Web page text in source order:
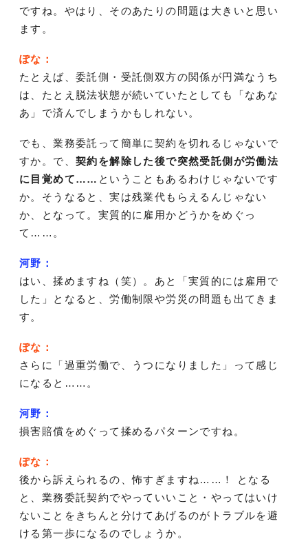
ですね。やはり、そのあたりの問題は大きいと思い
ます。
ぽな：
たとえば、委託側・受託側双方の関係が円満なうち
は、たとえ脱法状態が続いていたとしても「なあな
あ」で済んでしまうかもしれない。
でも、業務委託って簡単に契約を切れるじゃないで
すか。で、 契約を解除した後で突然受託側が労働法
に目覚めて…… ということもあるわけじゃないです
か。そうなると、実は残業代もらえるんじゃない
か、となって。実質的に雇用かどうかをめぐっ
て……。
河野：
はい、揉めますね（笑）。あと「実質的には雇用で
した」となると、労働制限や労災の問題も出てきま
す。
ぽな：
さらに「過重労働で、うつになりました」って感じ
になると……。
河野：
損害賠償をめぐって揉めるパターンですね。
ぽな：
後から訴えられるの、怖すぎますね……！ となる
と、業務委託契約でやっていいこと・やってはいけ
ないことをきちんと分けてあげるのがトラブルを避
ける第一歩になるのでしょうか。